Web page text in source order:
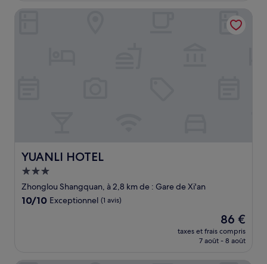
de
39 €
YUANLI HOTEL
YUANLI HOTEL
Hébergement
3.0 étoiles
Zhonglou Shangquan, à 2,8 km de : Gare de Xi'an
10.0
10/10 Exceptionnel (1 avis)
Le
nouveau
prix
de
86 €
taxes et frais compris
7 août - 8 août